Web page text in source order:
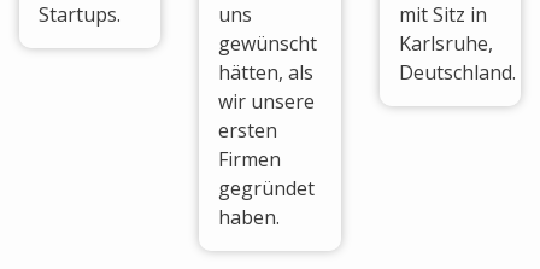
Startups.
uns
gewünscht
hätten, als
wir unsere
ersten
Firmen
gegründet
haben.
mit Sitz in
Karlsruhe,
Deutschland.